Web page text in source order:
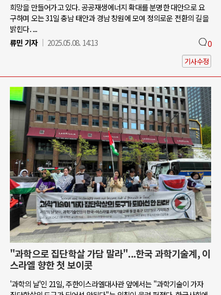
희망을 만들어가고 있다. 공공재생에너지 확대를 분명한 대안으로 요
구하며 오는 31일 충남 태안과 경남 창원에 모여 정의로운 전환의 길을
밝힌다. ...
류민 기자
2025.05.08. 14:13 0
기사수정
"과학으로 집단학살 가담 말라"...한국 과학기술계, 이
스라엘 향한 첫 보이콧
'과학의 날'인 21일, 주한이스라엘대사관 앞에서는 "과학기술이 가자